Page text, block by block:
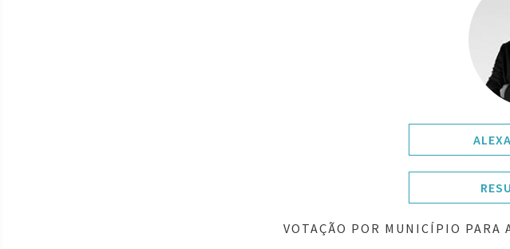
VOTAÇÃO POR MUNICÍPIO PARA